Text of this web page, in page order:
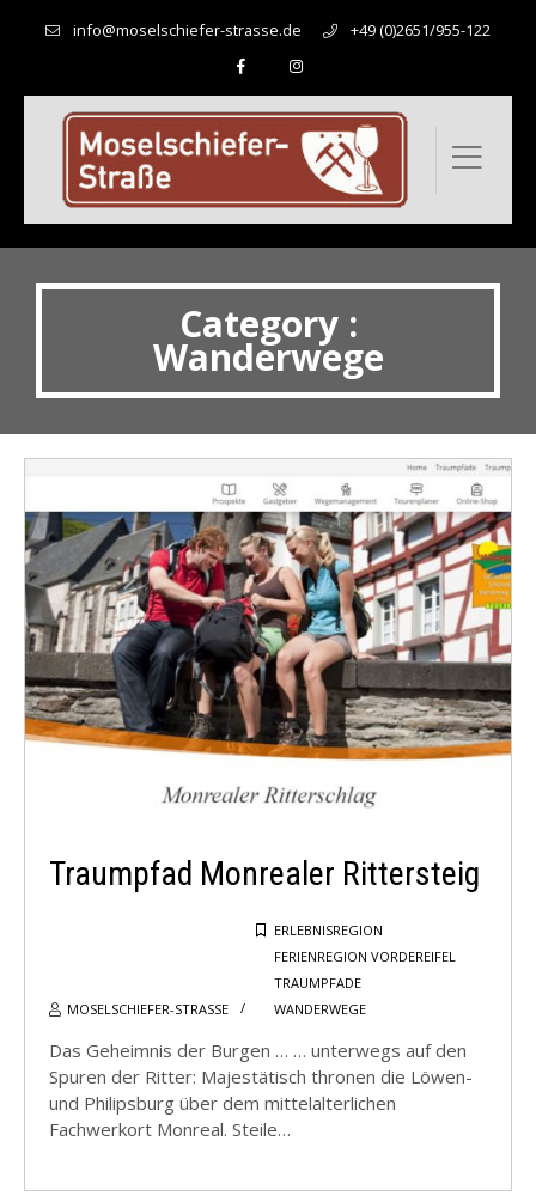
info@moselschiefer-strasse.de +49 (0)2651/955-122
Category :
Wanderwege
Traumpfad Monrealer Rittersteig
MOSELSCHIEFER-STRASSE
ERLEBNISREGION
FERIENREGION VORDEREIFEL
TRAUMPFADE
WANDERWEGE
Das Geheimnis der Burgen … … unterwegs auf den
Spuren der Ritter: Majestätisch thronen die Löwen-
und Philipsburg über dem mittelalterlichen
Fachwerkort Monreal. Steile…